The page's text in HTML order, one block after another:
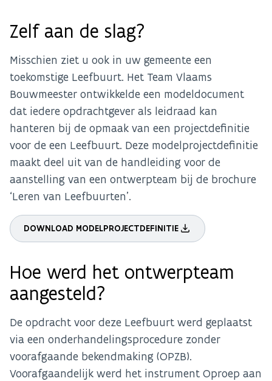
Zelf aan de slag?
Misschien ziet u ook in uw gemeente een
toekomstige Leefbuurt. Het Team Vlaams
Bouwmeester ontwikkelde een modeldocument
dat iedere opdrachtgever als leidraad kan
hanteren bij de opmaak van een projectdefinitie
voor de een Leefbuurt. Deze modelprojectdefinitie
maakt deel uit van de handleiding voor de
aanstelling van een ontwerpteam bij de brochure
‘Leren van Leefbuurten’.
DOWNLOAD MODELPROJECTDEFINITIE
Hoe werd het ontwerpteam
aangesteld?
De opdracht voor deze Leefbuurt werd geplaatst
via een onderhandelingsprocedure zonder
voorafgaande bekendmaking (OPZB).
Voorafgaandelijk werd het instrument Oproep aan